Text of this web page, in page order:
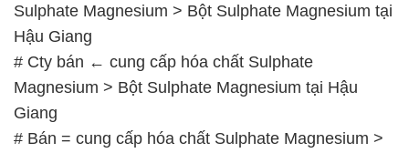
Sulphate Magnesium > Bột Sulphate Magnesium tại
Hậu Giang
# Cty bán ← cung cấp hóa chất Sulphate
Magnesium > Bột Sulphate Magnesium tại Hậu
Giang
# Bán = cung cấp hóa chất Sulphate Magnesium >